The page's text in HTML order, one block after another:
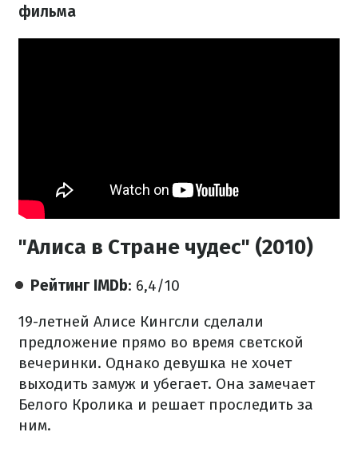
фильма
"Алиса в Стране чудес" (2010)
Рейтинг IMDb: 6,4/10
19-летней Алисе Кингсли сделали
предложение прямо во время светской
вечеринки. Однако девушка не хочет
выходить замуж и убегает. Она замечает
Белого Кролика и решает проследить за
ним.